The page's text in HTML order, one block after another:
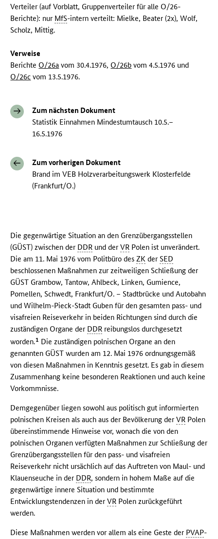
Verteiler (auf Vorblatt, Gruppenverteiler für alle O/26-
Berichte): nur MfS-intern verteilt: Mielke, Beater (2x), Wolf,
Scholz, Mittig.
Verweise
Berichte O/26a vom 30.4.1976, O/26b vom 4.5.1976 und
O/26c vom 13.5.1976.
Zum nächsten Dokument
Statistik Einnahmen Mindestumtausch 10.5.–
16.5.1976
Zum vorherigen Dokument
Brand im VEB Holzverarbeitungswerk Klosterfelde
(Frankfurt/O.)
Die gegenwärtige Situation an den Grenzübergangsstellen
(GÜST) zwischen der DDR und derVR Polen ist unverändert.
Die am 11. Mai 1976 vom Politbüro desZK derSED
beschlossenen Maßnahmen zur zeitweiligen Schließung der
GÜST Grambow, Tantow, Ahlbeck, Linken, Gumience,
Pomellen, Schwedt, Frankfurt/O. – Stadtbrücke und Autobahn
und Wilhelm-Pieck-Stadt Guben für den gesamten pass- und
visafreien Reiseverkehr in beiden Richtungen sind durch die
zuständigen Organe der DDR reibungslos durchgesetzt
worden.1 Die zuständigen polnischen Organe an den
genannten GÜST wurden am 12. Mai 1976 ordnungsgemäß
von diesen Maßnahmen in Kenntnis gesetzt. Es gab in diesem
Zusammenhang keine besonderen Reaktionen und auch keine
Vorkommnisse.
Demgegenüber liegen sowohl aus politisch gut informierten
polnischen Kreisen als auch aus der Bevölkerung derVR Polen
übereinstimmende Hinweise vor, wonach die von den
polnischen Organen verfügten Maßnahmen zur Schließung der
Grenzübergangsstellen für den pass- und visafreien
Reiseverkehr nicht ursächlich auf das Auftreten von Maul- und
Klauenseuche in der DDR, sondern in hohem Maße auf die
gegenwärtige innere Situation und bestimmte
Entwicklungstendenzen in derVR Polen zurückgeführt
werden.
Diese Maßnahmen werden vor allem als eine Geste der PVAP-